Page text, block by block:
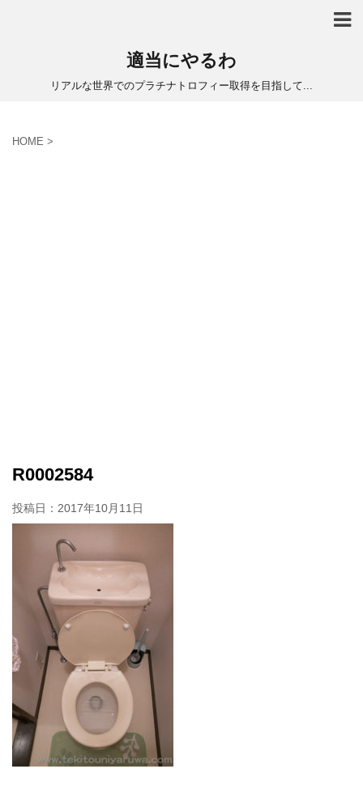
適当にやるわ
リアルな世界でのプラチナトロフィー取得を目指して...
HOME >
R0002584
投稿日： 2017年10月11日